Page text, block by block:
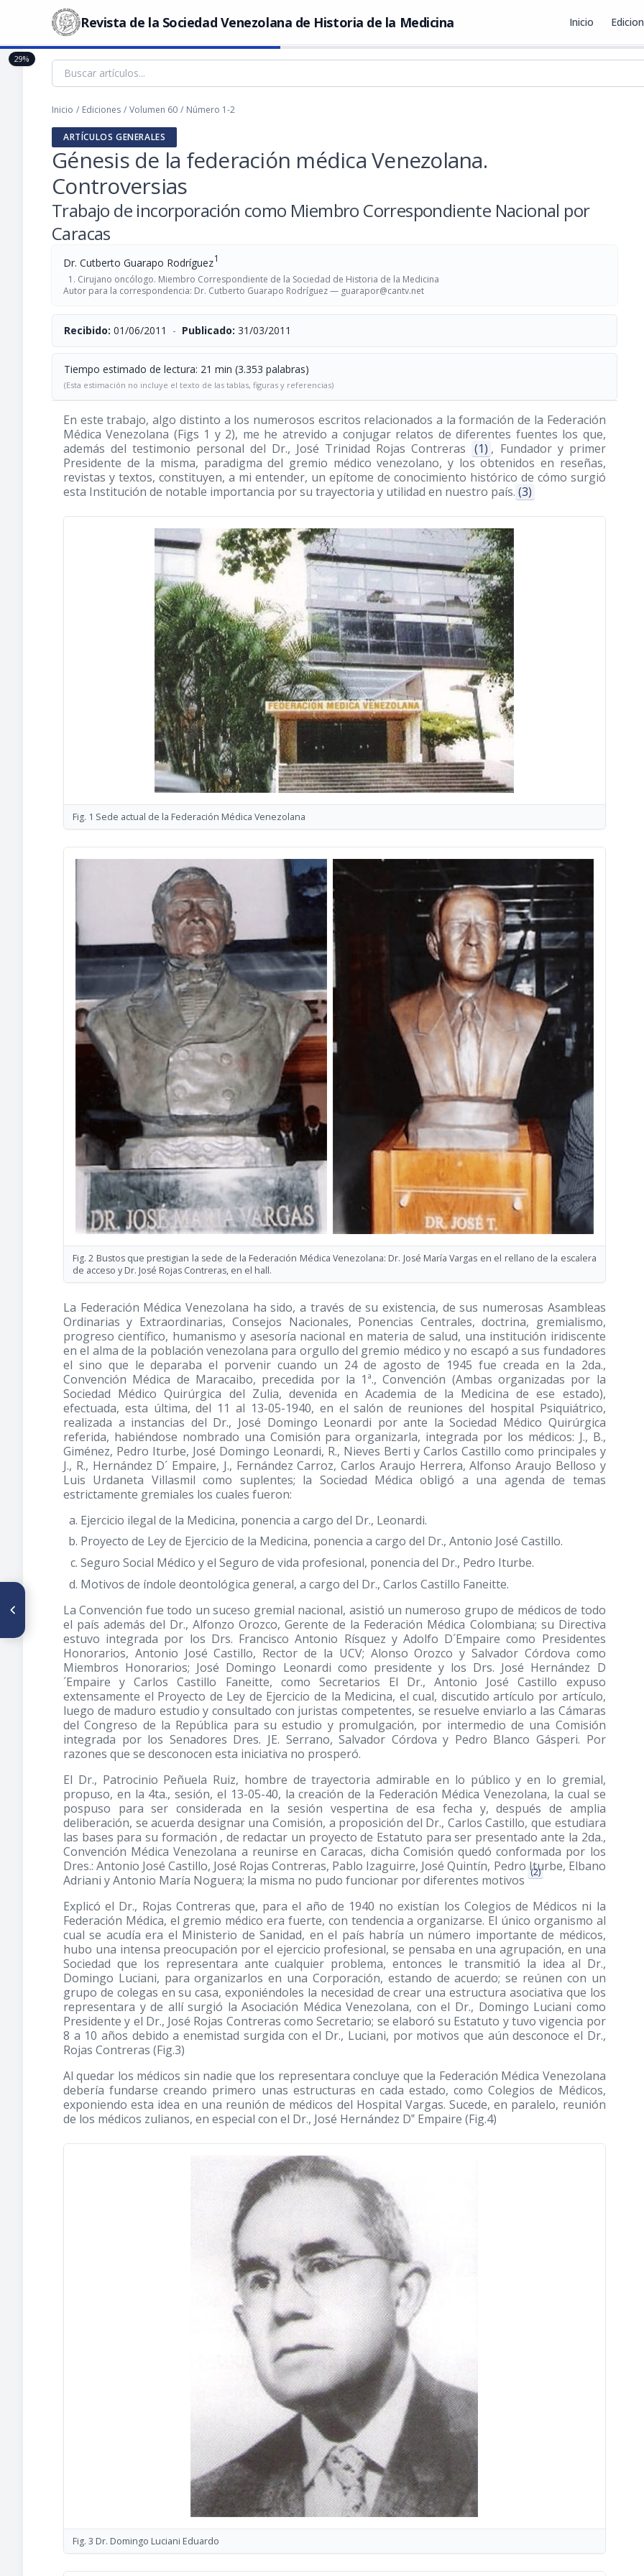
Revista de la Sociedad Venezolana de Historia de la Medicina Inicio
Inicio / Ediciones / Volumen 60 / Número 1-2
ARTÍCULOS GENERALES
Génesis de la federación médica Venezolana.
Controversias
Trabajo de incorporación como Miembro Correspondiente Nacional por
Caracas
Dr. Cutberto Guarapo Rodríguez1
Cirujano oncólogo. Miembro Correspondiente de la Sociedad de Historia de la Medicina
Autor para la correspondencia: Dr. Cutberto Guarapo Rodríguez — guarapor@cantv.net
Recibido: 01/06/2011 - Publicado: 31/03/2011
Tiempo estimado de lectura: 21 min (3.353 palabras)
(Esta estimación no incluye el texto de las tablas, figuras y referencias)
En este trabajo, algo distinto a los numerosos escritos relacionados a la formación de la Federación
Médica Venezolana (Figs 1 y 2), me he atrevido a conjugar relatos de diferentes fuentes los que,
además del testimonio personal del Dr., José Trinidad Rojas Contreras
(1) , Fundador y primer
Presidente de la misma, paradigma del gremio médico venezolano, y los obtenidos en reseñas,
revistas y textos, constituyen, a mi entender, un epítome de conocimiento histórico de cómo surgió
esta Institución de notable importancia por su trayectoria y utilidad en nuestro país. (3)
Fig. 1 Sede actual de la Federación Médica Venezolana
Fig. 2 Bustos que prestigian la sede de la Federación Médica Venezolana: Dr. José María Vargas en el rellano de la escalera
de acceso y Dr. José Rojas Contreras, en el hall.
La Federación Médica Venezolana ha sido, a través de su existencia, de sus numerosas Asambleas
Ordinarias y Extraordinarias, Consejos Nacionales, Ponencias Centrales, doctrina, gremialismo,
progreso científico, humanismo y asesoría nacional en materia de salud, una institución iridiscente
en el alma de la población venezolana para orgullo del gremio médico y no escapó a sus fundadores
el sino que le deparaba el porvenir cuando un 24 de agosto de 1945 fue creada en la 2da.,
Convención Médica de Maracaibo, precedida por la 1ª., Convención (Ambas organizadas por la
Sociedad Médico Quirúrgica del Zulia, devenida en Academia de la Medicina de ese estado),
efectuada, esta última, del 11 al 13-05-1940, en el salón de reuniones del hospital Psiquiátrico,
realizada a instancias del Dr., José Domingo Leonardi por ante la Sociedad Médico Quirúrgica
referida, habiéndose nombrado una Comisión para organizarla, integrada por los médicos: J., B.,
Giménez, Pedro Iturbe, José Domingo Leonardi, R., Nieves Berti y Carlos Castillo como principales y
J., R., Hernández D´ Empaire, J., Fernández Carroz, Carlos Araujo Herrera, Alfonso Araujo Belloso y
Luis Urdaneta Villasmil como suplentes; la Sociedad Médica obligó a una agenda de temas
estrictamente gremiales los cuales fueron:
Ejercicio ilegal de la Medicina, ponencia a cargo del Dr., Leonardi.
Proyecto de Ley de Ejercicio de la Medicina, ponencia a cargo del Dr., Antonio José Castillo.
Seguro Social Médico y el Seguro de vida profesional, ponencia del Dr., Pedro Iturbe.
Motivos de índole deontológica general, a cargo del Dr., Carlos Castillo Faneitte.
La Convención fue todo un suceso gremial nacional, asistió un numeroso grupo de médicos de todo
el país además del Dr., Alfonzo Orozco, Gerente de la Federación Médica Colombiana; su Directiva
estuvo integrada por los Drs. Francisco Antonio Rísquez y Adolfo D´Empaire como Presidentes
Honorarios, Antonio José Castillo, Rector de la UCV; Alonso Orozco y Salvador Córdova como
Miembros Honorarios; José Domingo Leonardi como presidente y los Drs. José Hernández D
´Empaire y Carlos Castillo Faneitte, como Secretarios El Dr., Antonio José Castillo expuso
extensamente el Proyecto de Ley de Ejercicio de la Medicina, el cual, discutido artículo por artículo,
luego de maduro estudio y consultado con juristas competentes, se resuelve enviarlo a las Cámaras
del Congreso de la República para su estudio y promulgación, por intermedio de una Comisión
integrada por los Senadores Dres. JE. Serrano, Salvador Córdova y Pedro Blanco Gásperi. Por
razones que se desconocen esta iniciativa no prosperó.
El Dr., Patrocinio Peñuela Ruiz, hombre de trayectoria admirable en lo público y en lo gremial,
propuso, en la 4ta., sesión, el 13-05-40, la creación de la Federación Médica Venezolana, la cual se
pospuso para ser considerada en la sesión vespertina de esa fecha y, después de amplia
deliberación, se acuerda designar una Comisión, a proposición del Dr., Carlos Castillo, que estudiara
las bases para su formación , de redactar un proyecto de Estatuto para ser presentado ante la 2da.,
Convención Médica Venezolana a reunirse en Caracas, dicha Comisión quedó conformada por los
Dres.: Antonio José Castillo, José Rojas Contreras, Pablo Izaguirre, José Quintín, Pedro Iturbe, Elbano
Adriani y Antonio María Noguera; la misma no pudo funcionar por diferentes motivos
(2)
Explicó el Dr., Rojas Contreras que, para el año de 1940 no existían los Colegios de Médicos ni la
Federación Médica, el gremio médico era fuerte, con tendencia a organizarse. El único organismo al
cual se acudía era el Ministerio de Sanidad, en el país habría un número importante de médicos,
hubo una intensa preocupación por el ejercicio profesional, se pensaba en una agrupación, en una
Sociedad que los representara ante cualquier problema, entonces le transmitió la idea al Dr.,
Domingo Luciani, para organizarlos en una Corporación, estando de acuerdo; se reúnen con un
grupo de colegas en su casa, exponiéndoles la necesidad de crear una estructura asociativa que los
representara y de allí surgió la Asociación Médica Venezolana, con el Dr., Domingo Luciani como
Presidente y el Dr., José Rojas Contreras como Secretario; se elaboró su Estatuto y tuvo vigencia por
8 a 10 años debido a enemistad surgida con el Dr., Luciani, por motivos que aún desconoce el Dr.,
Rojas Contreras (Fig.3)
Al quedar los médicos sin nadie que los representara concluye que la Federación Médica Venezolana
debería fundarse creando primero unas estructuras en cada estado, como Colegios de Médicos,
exponiendo esta idea en una reunión de médicos del Hospital Vargas. Sucede, en paralelo, reunión
de los médicos zulianos, en especial con el Dr., José Hernández D‟ Empaire (Fig.4)
Fig. 3 Dr. Domingo Luciani Eduardo
29%
Albores de la inmunología en
Venezuela